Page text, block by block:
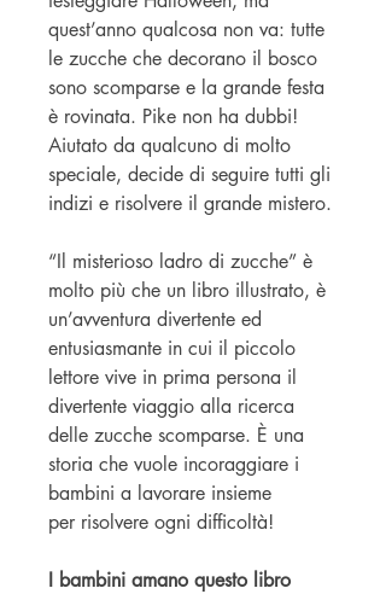
quest’anno qualcosa non va: tutte
le zucche che decorano il bosco
sono scomparse e la grande festa
è rovinata. Pike non ha dubbi!
Aiutato da qualcuno di molto
speciale, decide di seguire tutti gli
indizi e risolvere il grande mistero.
“Il misterioso ladro di zucche” è
molto più che un libro illustrato, è
un’avventura divertente ed
entusiasmante in cui il piccolo
lettore vive in prima persona il
divertente viaggio alla ricerca
delle zucche scomparse. È una
storia che vuole incoraggiare i
bambini a lavorare insieme
per risolvere ogni difficoltà!
I bambini amano questo libro